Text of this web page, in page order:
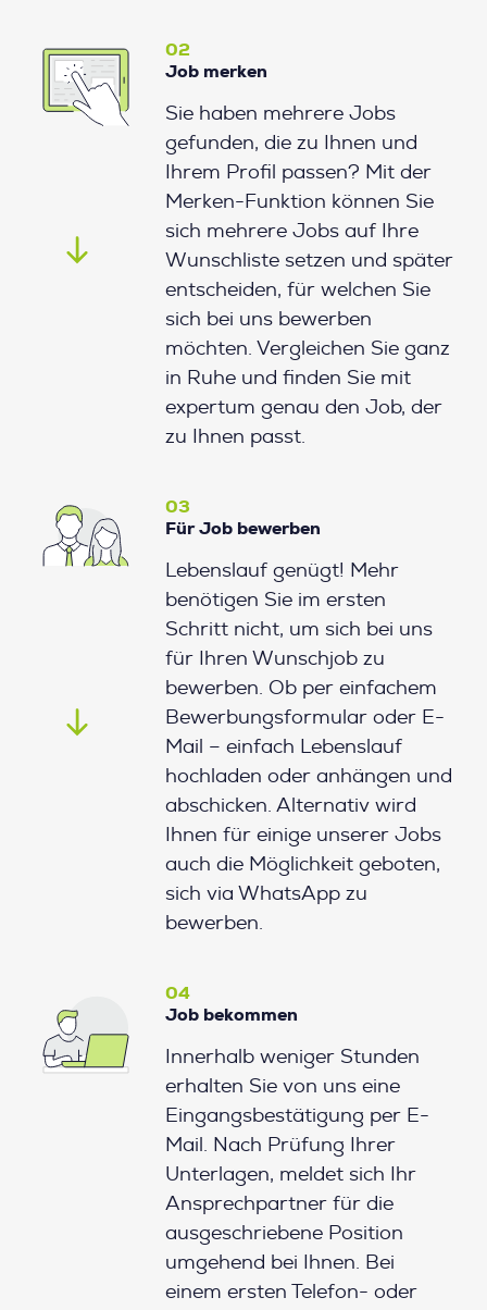
02
Job merken
Sie haben mehrere Jobs
gefunden, die zu Ihnen und
Ihrem Profil passen? Mit der
Merken-Funktion können Sie
sich mehrere Jobs auf Ihre
Wunschliste setzen und später
entscheiden, für welchen Sie
sich bei uns bewerben
möchten. Vergleichen Sie ganz
in Ruhe und finden Sie mit
expertum genau den Job, der
zu Ihnen passt.
03
Für Job bewerben
Lebenslauf genügt! Mehr
benötigen Sie im ersten
Schritt nicht, um sich bei uns
für Ihren Wunschjob zu
bewerben. Ob per einfachem
Bewerbungsformular oder E-
Mail – einfach Lebenslauf
hochladen oder anhängen und
abschicken. Alternativ wird
Ihnen für einige unserer Jobs
auch die Möglichkeit geboten,
sich via WhatsApp zu
bewerben.
04
Job bekommen
Innerhalb weniger Stunden
erhalten Sie von uns eine
Eingangsbestätigung per E-
Mail. Nach Prüfung Ihrer
Unterlagen, meldet sich Ihr
Ansprechpartner für die
ausgeschriebene Position
umgehend bei Ihnen. Bei
einem ersten Telefon- oder